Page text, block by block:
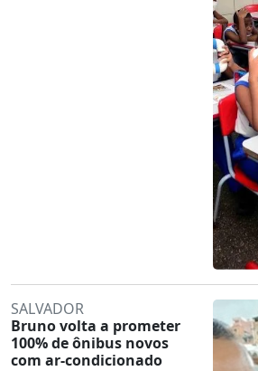
SALVADOR
Bruno volta a prometer
100% de ônibus novos
com ar-condicionado